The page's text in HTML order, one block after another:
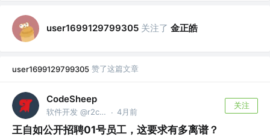
user1699129799305 关注了 金正皓
user1699129799305 赞了这篇文章
CodeSheep
软件开发 @r2coding.com · 4月前
关注
王自如公开招聘01号员工，这要求有多离谱？